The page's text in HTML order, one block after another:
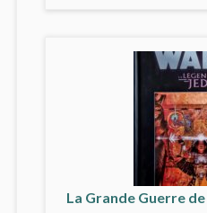
La Grande Guerre